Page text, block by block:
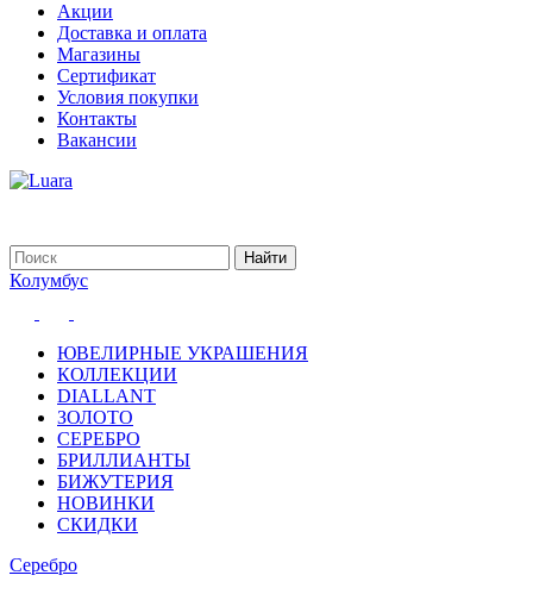
Акции
Доставка и оплата
Магазины
Сертификат
Условия покупки
Контакты
Вакансии
Колумбус
ЮВЕЛИРНЫЕ УКРАШЕНИЯ
КОЛЛЕКЦИИ
DIALLANT
ЗОЛОТО
СЕРЕБРО
БРИЛЛИАНТЫ
БИЖУТЕРИЯ
НОВИНКИ
СКИДКИ
Серебро